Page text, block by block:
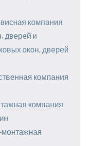
компания
дверей и
окон, дверей
компания
компания
монтажная